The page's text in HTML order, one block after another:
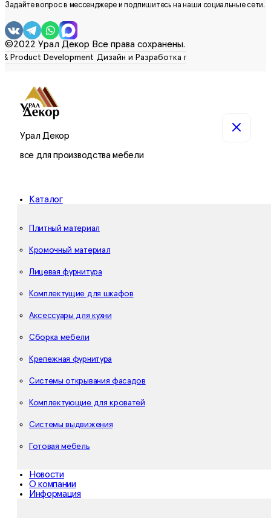
Задайте вопрос в мессенджере и подпишитесь на наши социальные сети.
©2022 Урал Декор Все права сохранены.
Урал Декор
все для производства мебели
Каталог
Плитный материал
Кромочный материал
Лицевая фурнитура
Комплектущие для шкафов
Аксессуары для кухни
Сборка мебели
Крепежная фурнитура
Системы открывания фасадов
Комплектующие для кроватей
Системы выдвижения
Готовая мебель
Новости
О компании
Информация